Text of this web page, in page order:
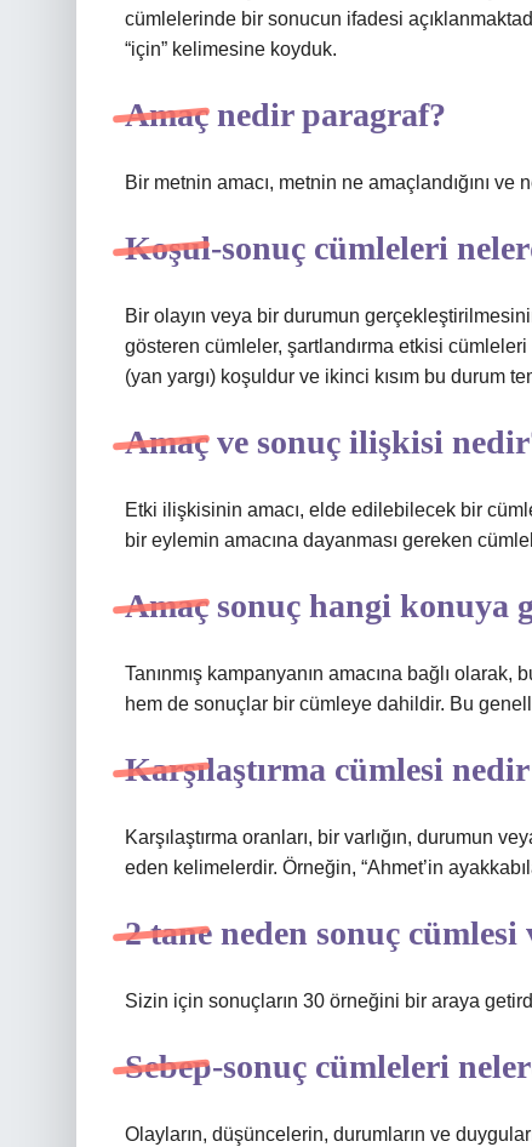
cümlelerinde bir sonucun ifadesi
“için” kelimesine koyduk.
Amaç nedir paragraf?
Bir metnin amacı, metnin ne amaçlandığını ve
Koşul-sonuç cümleleri
Bir olayın veya bir durumun
gösteren cümleler, şartlandırma etkisi
(yan yargı) koşuldur ve ikinci kısım bu durum
Amaç ve sonuç ilişkisi
Etki ilişkisinin amacı, elde edilebilecek bir
bir eylemin amacına dayanması gereken
Amaç sonuç hangi konuya
Tanınmış kampanyanın amacına bağlı
hem de sonuçlar bir cümleye dahildir. Bu
Karşılaştırma cümlesi
Karşılaştırma oranları, bir varlığın, durumun
eden kelimelerdir. Örneğin, “Ahmet’in
2 tane neden sonuç cümlesi
Sizin için sonuçların 30 örneğini bir araya
Sebep-sonuç cümleleri
Olayların, düşüncelerin, durumların ve